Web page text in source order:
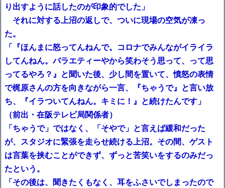
り出すように話したのが印象的でした」
それに対する上沼の返しで、ついに現場の空気が凍っ
た。
「『ほんまに怒ってんねんで。コロナでみんながイライラ
してんねん。バラエティーやから笑わそう思って、って思
ってるやろ？』と聞いた後、少し間を置いて、憤怒の表情
で梶原さんの方を向きながら一言、『ちゃうで』と言い放
ち、『イラついてんねん。キミに！』と続けたんです」
（前出・在阪テレビ局関係者）
「ちゃうで」ではなく、「そやで」と言えば緩和だった
が、スタジオに緊張を走らせ続ける上沼。その間、ゲスト
は言葉を挟むことができず、ずっと苦笑いをするのみだっ
たという。
「その後は、聞きたくもなく、耳をふさいでしまったので